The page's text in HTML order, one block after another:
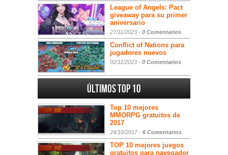
League of Angels: Pact
giveaway para su primer
aniversario
27/11/2023 - 0 Comentarios
Conflict of Nations para
jugadores nuevos
02/11/2023 - 0 Comentarios
Últimos Top 10
Top 10 mejores
MMORPG gratuitos de
2017
24/10/2017 - 6 Comentarios
TOP 10 mejores juegos
gratuitos para navegador